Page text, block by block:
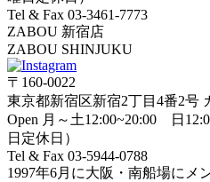
Tel & Fax 03-3461-7773
ZABOU 新宿店
ZABOU SHINJUKU
〒160-0022
東京都新宿区新宿2丁目4番2号
Open 月～土12:00~20:00 日
日定休日）
Tel & Fax 03-5944-0788
1997年6月に大阪・南船場にメ